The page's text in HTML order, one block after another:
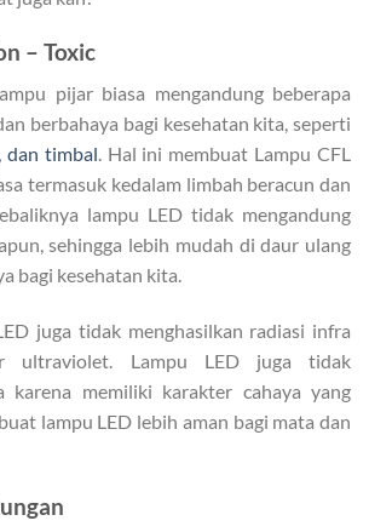
– Toxic
pijar biasa mengandung beberapa
berbahaya bagi kesehatan kita, seperti
dan timbal. Hal ini membuat Lampu CFL
termasuk kedalam limbah beracun dan
lampu LED tidak mengandung
sehingga lebih mudah di daur ulang
bagi kesehatan kita.
juga tidak menghasilkan radiasi infra
ultraviolet. Lampu LED juga tidak
karena memiliki karakter cahaya yang
lampu LED lebih aman bagi mata dan